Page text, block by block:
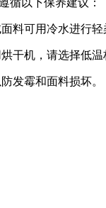
料可用冷水进行
干机，请选择低温
发霉和面料损坏。